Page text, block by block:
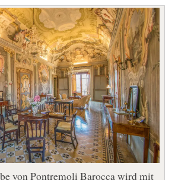
von Pontremoli Barocca wird mit